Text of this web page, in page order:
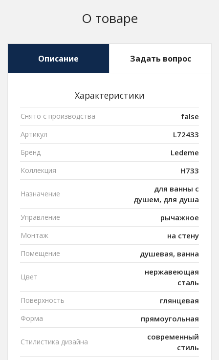
О товаре
Описание Задать вопрос
Характеристики
Снято с производства false
Артикул L72433
Бренд Ledeme
Коллекция H733
Назначение
для ванны с
душем, для душа
Управление рычажное
Монтаж на стену
Помещение душевая, ванна
Цвет
нержавеющая
сталь
Поверхность глянцевая
Форма прямоугольная
Стилистика дизайна
современный
стиль